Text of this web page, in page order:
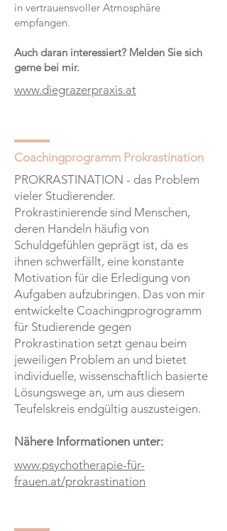
in vertrauensvoller Atmosphäre
empfangen.
Auch daran interessiert? Melden Sie sich
gerne bei mir.
www.diegrazerpraxis.at
Coachingprogramm Prokrastination
PROKRASTINATION - das Problem
vieler Studierender.
Prokrastinierende sind Menschen,
deren Handeln häufig von
Schuldgefühlen geprägt ist, da es
ihnen schwerfällt, eine konstante
Motivation für die Erledigung von
Aufgaben aufzubringen. Das von mir
entwickelte Coachingprogrogramm
für Studierende gegen
Prokrastination setzt genau beim
jeweiligen Problem an und bietet
individuelle, wissenschaftlich basierte
Lösungswege an, um aus diesem
Teufelskreis endgültig auszusteigen.
Nähere Informationen unter:
www.psychotherapie-für-
frauen.at/prokrastination